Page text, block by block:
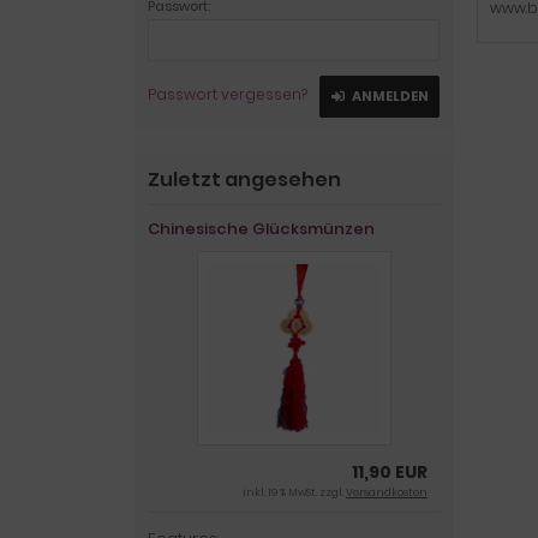
Passwort:
Passwort vergessen? ANMELDEN
Zuletzt angesehen
Chinesische Glücksmünzen
11,90 EUR
inkl. 19 % MwSt. zzgl.Versandkosten